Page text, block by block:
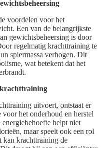
voordelen voor het
Een van de belangrijkste
gewichtsbeheersing is door
regelmatig krachttraining te
spiermassa verhogen. Dit
wat betekent dat het
uitvoert, ontstaat er
voor het onderhoud en herstel
helpt niet
maar speelt ook een rol
kan krachttraining de